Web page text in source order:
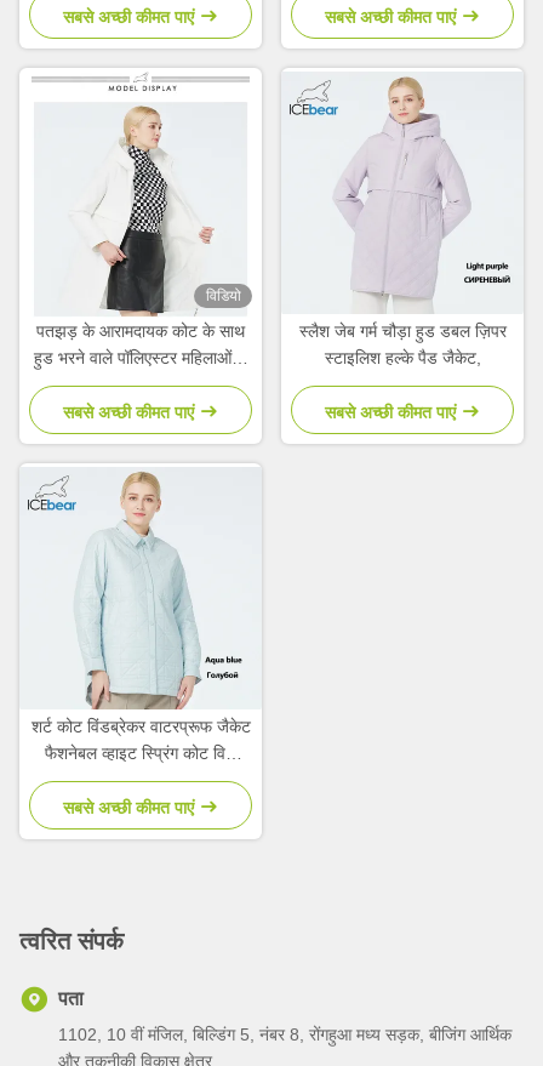
सबसे अच्छी कीमत पाएं
सबसे अच्छी कीमत पाएं
विडियो
पतझड़ के आरामदायक कोट के साथ
हुड भरने वाले पॉलिएस्टर महिलाओं के
वसंत कोट और जैकेट
सबसे अच्छी कीमत पाएं
स्लैश जेब गर्म चौड़ा हुड डबल ज़िपर
स्टाइलिश हल्के पैड जैकेट,
सबसे अच्छी कीमत पाएं
शर्ट कोट विंडब्रेकर वाटरप्रूफ जैकेट
फैशनेबल व्हाइट स्प्रिंग कोट विथ
लैपल
सबसे अच्छी कीमत पाएं
त्वरित संपर्क
पता
1102, 10 वीं मंजिल, बिल्डिंग 5, नंबर 8, रोंगहुआ मध्य सड़क, बीजिंग आर्थिक
और तकनीकी विकास क्षेत्र